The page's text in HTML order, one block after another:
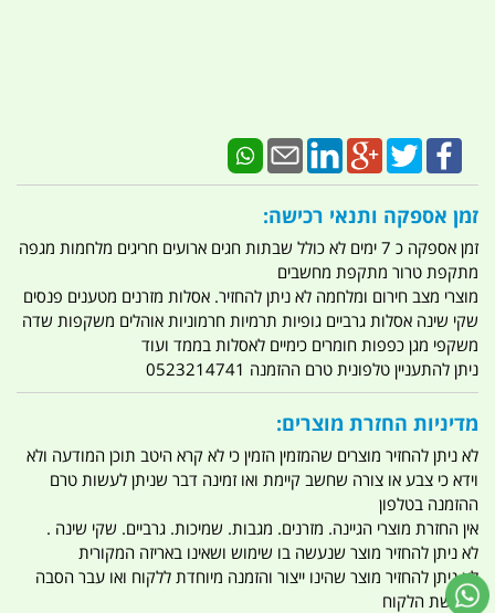
זמן אספקה ותנאי רכישה:
זמן אספקה כ 7 ימים לא כולל שבתות חגים ארועים חריגים מלחמות מגפה
מתקפת טרור מתקפת מחשבים
מוצרי מצב חירום ומלחמה לא ניתן להחזיר. אסלות מזרנים מטענים פנסים
שקי שינה אסלות גרביים גופיות תרמיות חרמוניות אוהלים משקפות שדה
משקפי מגן כפפות חומרים כימיים לאסלות בממד ועוד
ניתן להתעניין טלפונית טרם ההזמנה 0523214741
מדיניות החזרת מוצרים:
לא ניתן להחזיר מוצרים שהמזמין הזמין כי לא קרא היטב תוכן המודעה ולא
וידא כי צבע או צורה שחשב קיימת ואו זמינה דבר שניתן לעשות טרם
ההזמנה בטלפון
אין החזרת מוצרי הגיינה. מזרנים. מגבות. שמיכות. גרביים. שקי שינה .
לא ניתן להחזיר מוצר שנעשה בו שימוש ושאינו באריזה המקורית
לא ניתן להחזיר מוצר שהינו ייצור והזמנה מיוחדת ללקוח ואו עבר הסבה
לבקשת הלקוח